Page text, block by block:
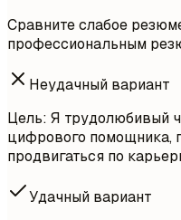
Сравните слабое
профессиональным
Неудачный вариант
Цель: Я трудолюбивый
цифрового помощника,
продвигаться по
Удачный вариант